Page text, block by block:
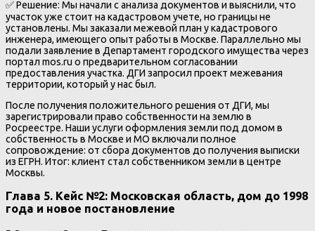
✅ Решение: Мы начали с анализа документов и выяснили, что
участок уже стоит на кадастровом учете, но границы не
установлены. Мы заказали межевой план у кадастрового
инженера, имеющего опыт работы в Москве. Параллельно мы
подали заявление в Департамент городского имущества через
портал mos.ru о предварительном согласовании
предоставления участка. ДГИ запросил проект межевания
территории, который у нас был.
После получения положительного решения от ДГИ, мы
зарегистрировали право собственности на землю в
Росреестре. Наши услуги оформления земли под домом в
собственность в Москве и МО включали полное
сопровождение: от сбора документов до получения выписки
из ЕГРН. Итог: клиент стал собственником земли в центре
Москвы.
Глава 5. Кейс №2: Московская область, дом до 1998
года и новое постановление